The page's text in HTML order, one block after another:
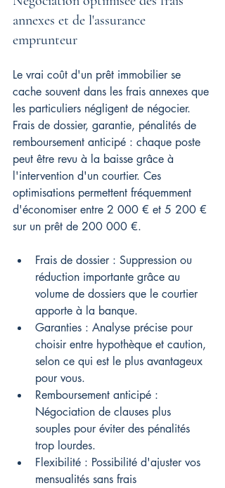
annexes et de l'assurance
emprunteur
Le vrai coût d'un prêt immobilier se
cache souvent dans les frais annexes que
les particuliers négligent de négocier.
Frais de dossier, garantie, pénalités de
remboursement anticipé : chaque poste
peut être revu à la baisse grâce à
l'intervention d'un courtier. Ces
optimisations permettent fréquemment
d'économiser entre 2 000 € et 5 200 €
sur un prêt de 200 000 €.
Frais de dossier : Suppression ou
réduction importante grâce au
volume de dossiers que le courtier
apporte à la banque.
Garanties : Analyse précise pour
choisir entre hypothèque et caution,
selon ce qui est le plus avantageux
pour vous.
Remboursement anticipé :
Négociation de clauses plus
souples pour éviter des pénalités
trop lourdes.
Flexibilité : Possibilité d'ajuster vos
mensualités sans frais